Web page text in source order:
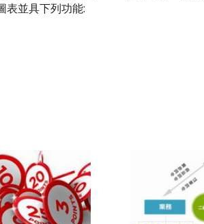
表並具下列功能: